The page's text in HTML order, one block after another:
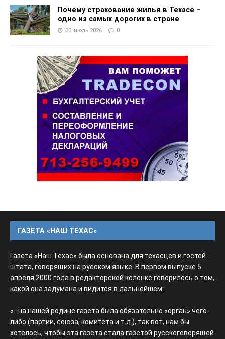
Почему страхование жилья в Техасе –
одно из самых дорогих в стране
30, июль 2026 0
ГАЗЕТА «НАШ ТЕХАС»
Газета «Наш Техас» была основана для техасцев и гостей
штата, говорящих на русском языке. В первом выпуске 5
апреля 2000 года в редакторской колонке говорилось о том,
какой она задумана и видится в дальнейшем:
«...на нашей родине газета была обязательно «орган» чего-
либо (партии, союза, комитета и т.д.), так вот, нам бы
хотелось, чтобы эта газета стала газетой русскоговорящей